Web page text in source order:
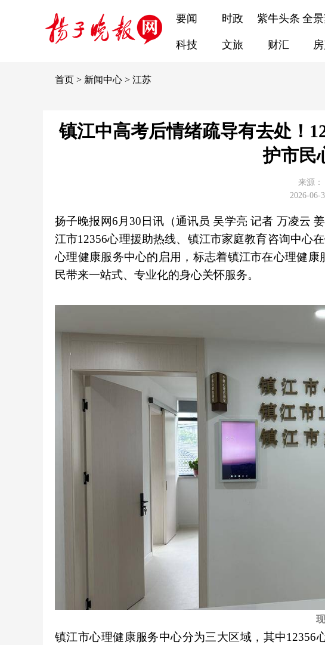
要闻 时政 紫牛头条 全
科技 文旅 财汇
首页 > 新闻中心 > 江苏
镇江中高考后情绪疏导有去处！
护市民
来源：
2026-06-
扬子晚报网6月30日讯（通讯员 吴学亮 记者 万凌云
江市12356心理援助热线、镇江市家庭教育咨询中心
心理健康服务中心的启用，标志着镇江市在心理健
民带来一站式、专业化的身心关怀服务。
镇江市心理健康服务中心分为三大区域，其中